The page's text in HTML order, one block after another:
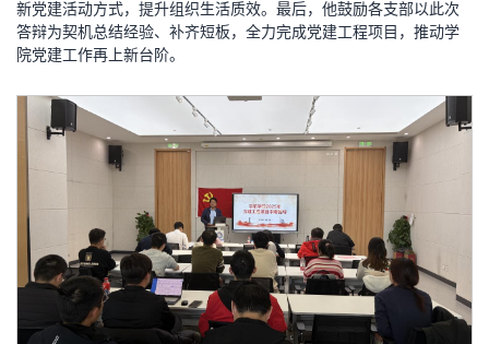
新党建活动方式，提升组织生活质效。最后，他鼓励各支部以此次
答辩为契机总结经验、补齐短板，全力完成党建工程项目，推动学
院党建工作再上新台阶。